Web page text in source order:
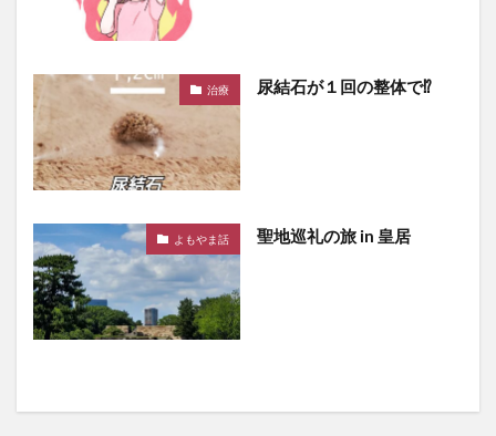
治療 尿結石が１回の整体で⁉️
よもやま話 聖地巡礼の旅 in 皇居